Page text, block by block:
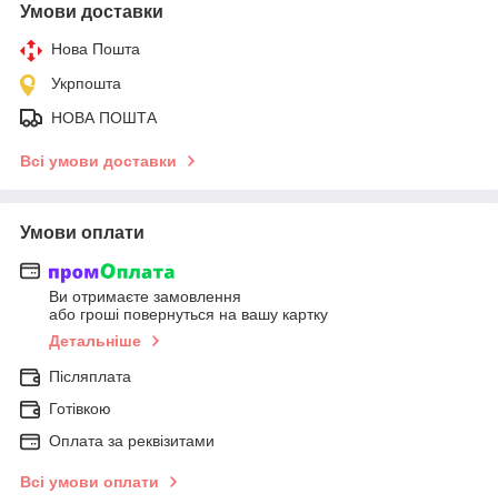
Умови доставки
Нова Пошта
Укрпошта
НОВА ПОШТА
Всі умови доставки
Умови оплати
Ви отримаєте замовлення
або гроші повернуться на вашу картку
Детальніше
Післяплата
Готівкою
Оплата за реквізитами
Всі умови оплати